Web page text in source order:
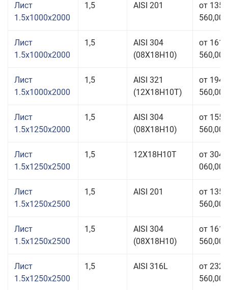
Лист
1.5x1000x2000
1,5 AISI 201
от 135
560,00
Лист
1.5x1000x2000
1,5
AISI 304
(08Х18Н10)
от 161
560,00
Лист
1.5x1000x2000
1,5
AISI 321
(12Х18Н10Т)
от 194
560,00
Лист
1.5x1250x2000
1,5
AISI 304
(08Х18Н10)
от 155
560,00
Лист
1.5x1250x2500
1,5 12Х18Н10Т
от 304
060,00
Лист
1.5x1250x2500
1,5 AISI 201
от 135
560,00
Лист
1.5x1250x2500
1,5
AISI 304
(08Х18Н10)
от 161
560,00
Лист
1.5x1250x2500
1,5 AISI 316L
от 232
560,00